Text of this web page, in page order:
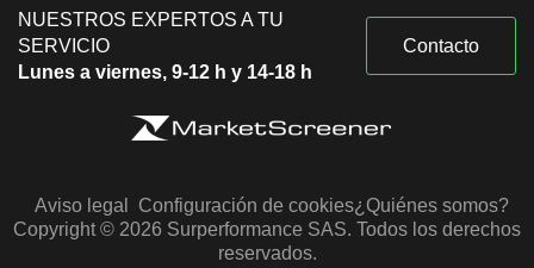
NUESTROS EXPERTOS A TU
SERVICIO
Lunes a viernes, 9-12 h y 14-18 h
Contacto
Aviso legal Configuración de cookies¿Quiénes somos?
Copyright © 2026 Surperformance SAS. Todos los derechos
reservados.